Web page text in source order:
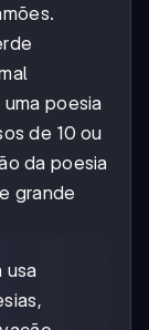
poesia
de 10 ou
da poesia
grande
usa